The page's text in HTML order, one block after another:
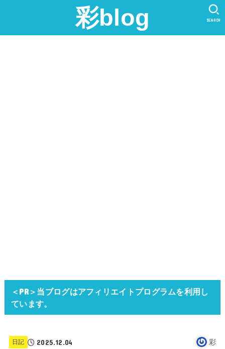
彩blog SEARCH
＜PR＞当ブログはアフィリエイトプログラムを利用し
ています。
日記 2025.12.04 彩